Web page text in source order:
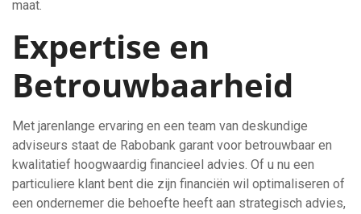
maat.
Expertise en
Betrouwbaarheid
Met jarenlange ervaring en een team van deskundige
adviseurs staat de Rabobank garant voor betrouwbaar en
kwalitatief hoogwaardig financieel advies. Of u nu een
particuliere klant bent die zijn financiën wil optimaliseren of
een ondernemer die behoefte heeft aan strategisch advies,